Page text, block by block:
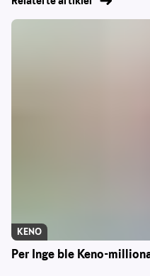
Per Inge ble Keno-
KENO